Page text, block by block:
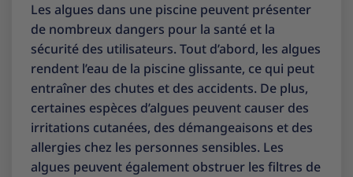
Les algues dans une piscine peuvent présenter
de nombreux dangers pour la santé et la
sécurité des utilisateurs. Tout d’abord, les algues
rendent l’eau de la piscine glissante, ce qui peut
entraîner des chutes et des accidents. De plus,
certaines espèces d’algues peuvent causer des
irritations cutanées, des démangeaisons et des
allergies chez les personnes sensibles. Les
algues peuvent également obstruer les filtres de